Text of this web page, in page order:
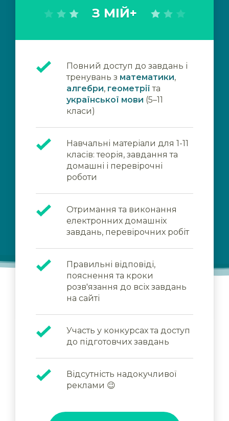
З МІЙ+
Повний доступ до завдань і
тренувань з математики,
алгебри, геометрії та
української мови (5–11
класи)
Навчальні матеріали для 1-11
класів: теорія, завдання та
домашні і перевірочні
роботи
Отримання та виконання
електронних домашніх
завдань, перевірочних робіт
Правильні відповіді,
пояснення та кроки
розв'язання до всіх завдань
на сайті
Участь у конкурсах та доступ
до підготовчих завдань
Відсутність надокучливої
реклами 😉